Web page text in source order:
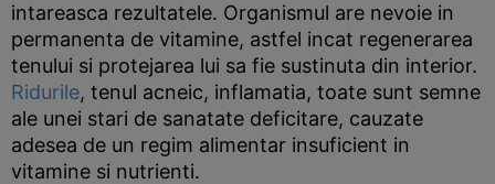
intareasca rezultatele. Organismul are nevoie in
permanenta de vitamine, astfel incat regenerarea
tenului si protejarea lui sa fie sustinuta din interior.
Ridurile, tenul acneic, inflamatia, toate sunt semne
ale unei stari de sanatate deficitare, cauzate
adesea de un regim alimentar insuficient in
vitamine si nutrienti.